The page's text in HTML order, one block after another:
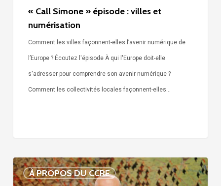
« Call Simone » épisode : villes et
numérisation
Comment les villes façonnent-elles l’avenir numérique de
l’Europe ? Écoutez l'épisode À qui l'Europe doit-elle
s'adresser pour comprendre son avenir numérique ?
Comment les collectivités locales façonnent-elles…
À PROPOS DU CCRE
Voix
de